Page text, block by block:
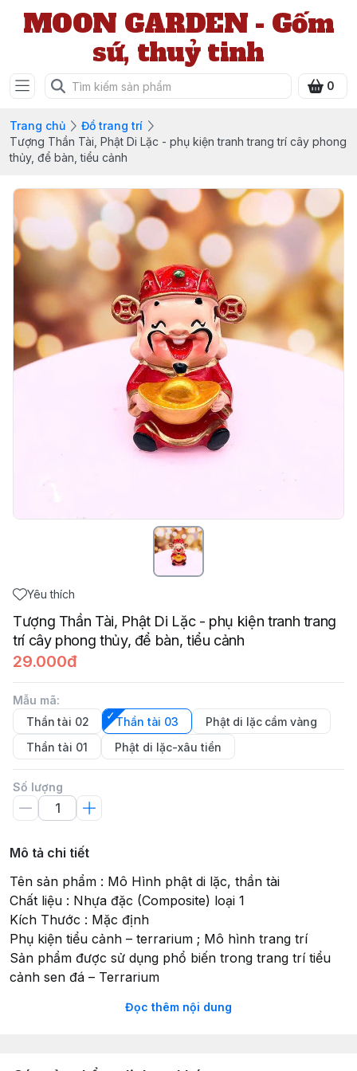
MOON GARDEN - Gốm
sứ, thuỷ tinh
0
Trang chủ
Đồ trang trí
Tượng Thần Tài, Phật Di Lặc - phụ kiện tranh trang trí cây phong
thủy, để bàn, tiểu cảnh
Yêu thích
Tượng Thần Tài, Phật Di Lặc - phụ kiện tranh trang
trí cây phong thủy, để bàn, tiểu cảnh
29.000đ
Mẫu mã:
Thần tài 02
Thần tài 03
Phật di lặc cầm vàng
Thần tài 01
Phật di lặc-xâu tiền
Số lượng
Mô tả chi tiết
Tên sản phẩm : Mô Hình phật di lặc, thần tài
Chất liệu : Nhựa đặc (Composite) loại 1
Kích Thước : Mặc định
Phụ kiện tiểu cảnh – terrarium ; Mô hình trang trí
Sản phẩm được sử dụng phổ biến trong trang trí tiểu
cảnh sen đá – Terrarium
Các bạn có thể dễ dàng tìm mua được những chậu tiểu
Đọc thêm nội dung